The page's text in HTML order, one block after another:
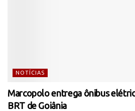
NOTÍCIAS
Marcopolo entrega ônibus
BRT de Goiânia